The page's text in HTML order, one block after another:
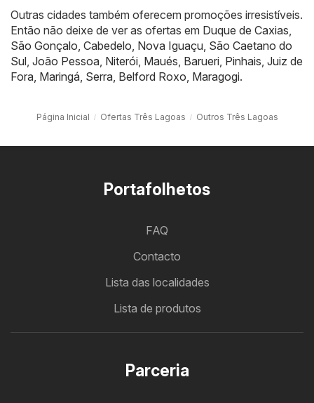
Outras cidades também oferecem promoções irresistíveis.
Então não deixe de ver as ofertas em Duque de Caxias
São Gonçalo Cabedelo Nova Iguaçu São Caetano do
Sul João Pessoa Niterói Maués Barueri Pinhais Juiz de
Fora Maringá Serra Belford Roxo Maragogi.
Página Inicial Ofertas Três Lagoas Outros Três Lagoas
Portafolhetos
FAQ
Contacto
Lista das localidades
Lista de produtos
Parceria